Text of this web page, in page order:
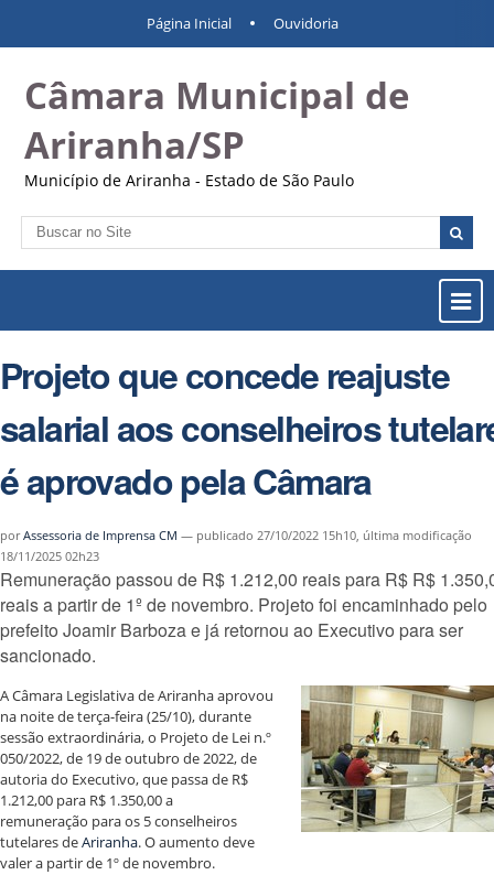
Página Inicial Ouvidoria
Câmara Municipal de
Ariranha/SP
Município de Ariranha - Estado de São Paulo
Busca
ou
Projeto que concede reajuste
salarial aos conselheiros
é aprovado pela Câmara
porAssessoria de Imprensa CM — publicado 27/10/2022 15h10, última modificação
18/11/2025 02h23
Remuneração passou de R$ 1.212,00 reais para R$ R$
reais a partir de 1º de novembro. Projeto foi encaminhado pelo
prefeito Joamir Barboza e já retornou ao Executivo para ser
sancionado.
A Câmara Legislativa de Ariranha aprovou
na noite de terça-feira (25/10), durante
sessão extraordinária, o Projeto de Lei n.º
050/2022, de 19 de outubro de 2022, de
autoria do Executivo, que passa de R$
1.212,00 para R$ 1.350,00 a
remuneração para os 5 conselheiros
tutelares deAriranha. O aumento deve
valer a partir de 1º de novembro.